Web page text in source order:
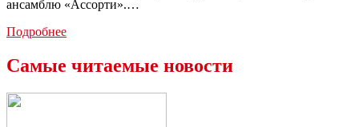
ансамблю «Ассорти».…
ПодробнееВ
Новомосковска
Самые читаемые новости